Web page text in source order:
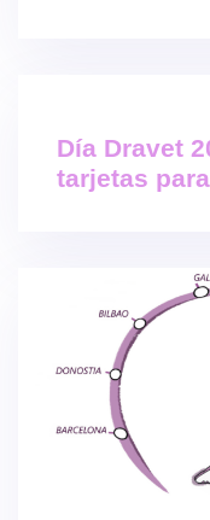
Día Dravet
tarjetas